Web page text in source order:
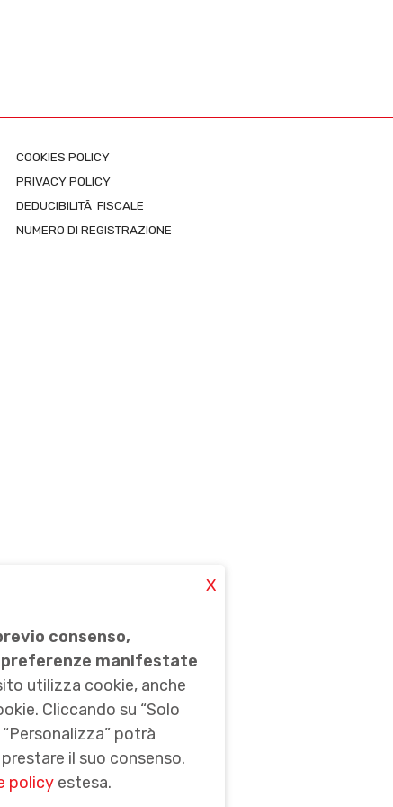
COOKIES POLICY
PRIVACY POLICY
DEDUCIBILITÃ FISCALE
NUMERO DI REGISTRAZIONE
X
consenso,
manifestate
utilizza cookie, anche
Cliccando su “Solo
potrà
il suo consenso.
policy estesa.